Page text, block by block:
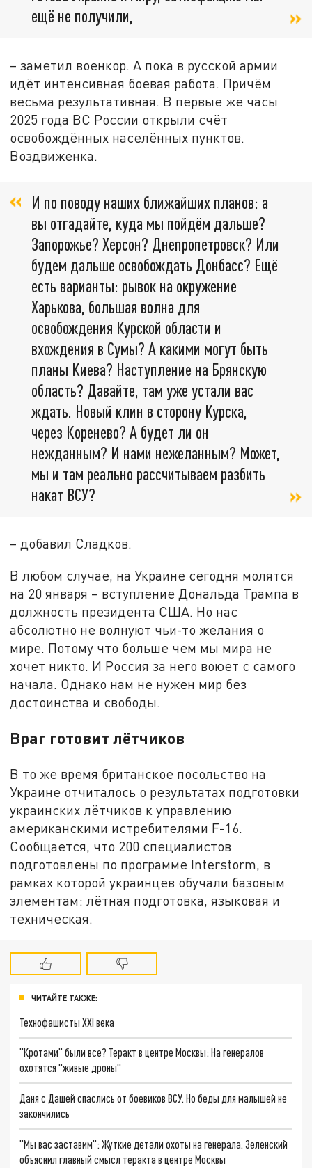
ещё не получили,
– заметил военкор. А пока в русской армии
идёт интенсивная боевая работа. Причём
весьма результативная. В первые же часы
2025 года ВС России открыли счёт
освобождённых населённых пунктов.
Воздвиженка.
И по поводу наших ближайших планов: а
вы отгадайте, куда мы пойдём дальше?
Запорожье? Херсон? Днепропетровск? Или
будем дальше освобождать Донбасс? Ещё
есть варианты: рывок на окружение
Харькова, большая волна для
освобождения Курской области и
вхождения в Сумы? А какими могут быть
планы Киева? Наступление на Брянскую
область? Давайте, там уже устали вас
ждать. Новый клин в сторону Курска,
через Коренево? А будет ли он
нежданным? И нами нежеланным? Может,
мы и там реально рассчитываем разбить
накат ВСУ?
– добавил Сладков.
В любом случае, на Украине сегодня молятся
на 20 января – вступление Дональда Трампа в
должность президента США. Но нас
абсолютно не волнуют чьи-то желания о
мире. Потому что больше чем мы мира не
хочет никто. И Россия за него воюет с самого
начала. Однако нам не нужен мир без
достоинства и свободы.
Враг готовит лётчиков
В то же время британское посольство на
Украине отчиталось о результатах подготовки
украинских лётчиков к управлению
американскими истребителями F-16.
Сообщается, что 200 специалистов
подготовлены по программе Interstorm, в
рамках которой украинцев обучали базовым
элементам: лётная подготовка, языковая и
техническая.
ЧИТАЙТЕ ТАКЖЕ:
Технофашисты XXI века
"Кротами" были все? Теракт в центре Москвы: На генералов
охотятся "живые дроны"
Даня с Дашей спаслись от боевиков ВСУ. Но беды для малышей не
закончились
"Мы вас заставим": Жуткие детали охоты на генерала. Зеленский
объяснил главный смысл теракта в центре Москвы